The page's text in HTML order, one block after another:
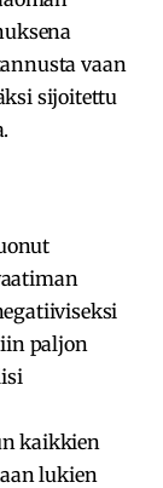
vaan
sijoitettu
paljon
kaikkien
lukien